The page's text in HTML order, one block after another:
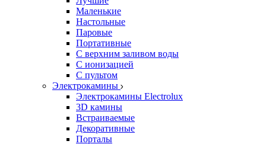
Маленькие
Настольные
Паровые
Портативные
С верхним заливом воды
С ионизацией
С пультом
Электрокамины
Электрокамины Electrolux
3D камины
Встраиваемые
Декоративные
Порталы